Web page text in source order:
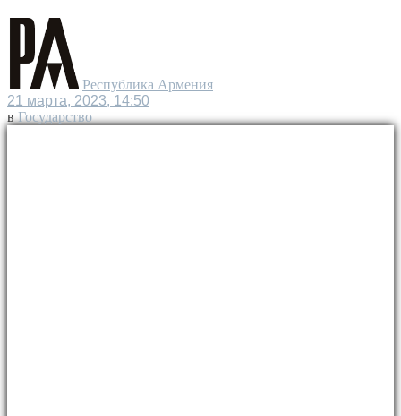
Республика Армения
21 марта, 2023, 14:50
в Государство